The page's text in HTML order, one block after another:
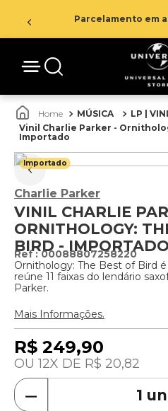
Parcelamento em
MÚSICA LP |
Vinil Charlie Parker -
Importado
Importado
Charlie Parker
VINIL CHARLIE
ORNITHOLOGY:
BIRD - IMPORTADO
:00088807258220
Ornithology: The Best of Bird
reúne 11 faixas do lendário
Parker.
Mais Informações.
R$ 249,90
12 R$ 20,82
－